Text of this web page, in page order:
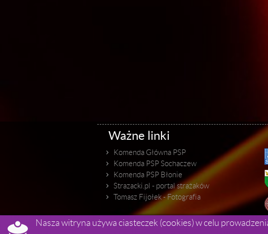
Ważne linki
Komenda Główna PSP
Komenda PSP Sochaczew
Komenda PSP Błonie
Strazacki.pl - portal strażaków
Tomasz Fijołek - Fotografia
Nasza witryna używa ciasteczek (cookies) w celu